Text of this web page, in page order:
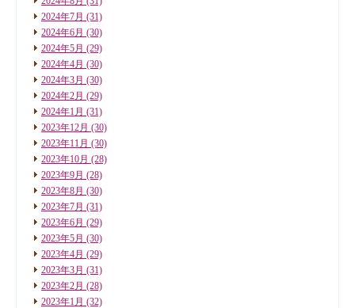
2024年7月 (31)
2024年6月 (30)
2024年5月 (29)
2024年4月 (30)
2024年3月 (30)
2024年2月 (29)
2024年1月 (31)
2023年12月 (30)
2023年11月 (30)
2023年10月 (28)
2023年9月 (28)
2023年8月 (30)
2023年7月 (31)
2023年6月 (29)
2023年5月 (30)
2023年4月 (29)
2023年3月 (31)
2023年2月 (28)
2023年1月 (32)